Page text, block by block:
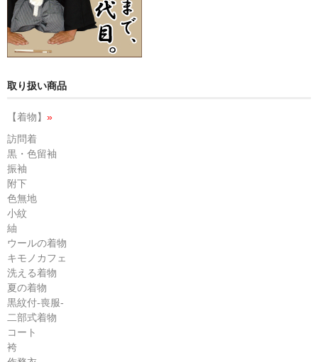
取り扱い商品
【着物】 »
訪問着
黒・色留袖
振袖
附下
色無地
小紋
紬
ウールの着物
キモノカフェ
洗える着物
夏の着物
黒紋付-喪服-
二部式着物
コート
袴